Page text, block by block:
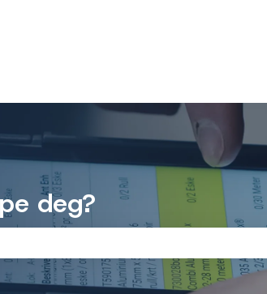
deg?
er tomt.